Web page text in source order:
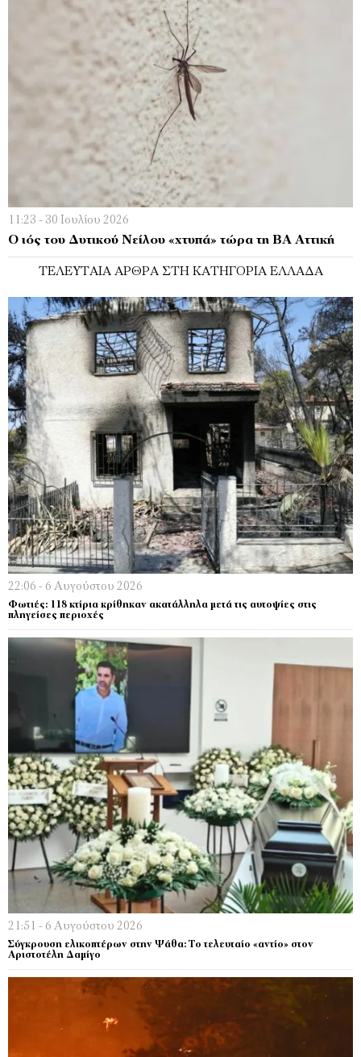
11:23 - 30 Ιουλίου 2026
Ο ιός του Δυτικού Νείλου «χτυπά» τώρα τη ΒΑ Αττική
ΤΕΛΕΥΤΑΊΑ ΆΡΘΡΑ ΣΤΗ ΚΑΤΗΓΟΡΊΑ ΕΛΛΆΔΑ
22:06 - 6 Αυγούστου 2026
Φωτιές: 118 κτίρια κρίθηκαν ακατάλληλα μετά τις αυτοψίες στις
πληγείσες περιοχές
21:51 - 6 Αυγούστου 2026
Σύγκρουση ελικοπτέρων στην Ψάθα: Tο τελευταίο «αντίο» στον
Αριστοτέλη Δαμίγο